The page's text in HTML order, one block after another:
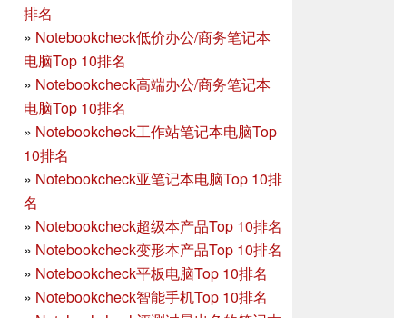
排名
» Notebookcheck低价办公/商务笔记本
电脑Top 10排名
» Notebookcheck高端办公/商务笔记本
电脑Top 10排名
» Notebookcheck工作站笔记本电脑Top
10排名
» Notebookcheck亚笔记本电脑Top 10排
名
» Notebookcheck超级本产品Top 10排名
» Notebookcheck变形本产品Top 10排名
» Notebookcheck平板电脑Top 10排名
» Notebookcheck智能手机Top 10排名